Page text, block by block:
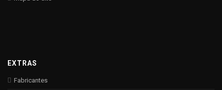
EXTRAS
Fabricantes